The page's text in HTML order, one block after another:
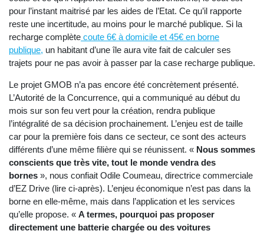
pour l’instant maitrisé par les aides de l’Etat. Ce qu’il rapporte
reste une incertitude, au moins pour le marché publique. Si la
recharge complète coute 6€ à domicile et 45€ en borne
publique, un habitant d’une île aura vite fait de calculer ses
trajets pour ne pas avoir à passer par la case recharge publique.
Le projet GMOB n’a pas encore été concrètement présenté.
L’Autorité de la Concurrence, qui a communiqué au début du
mois sur son feu vert pour la création, rendra publique
l’intégralité de sa décision prochainement. L’enjeu est de taille
car pour la première fois dans ce secteur, ce sont des acteurs
différents d’une même filière qui se réunissent. « Nous sommes
conscients que très vite, tout le monde vendra des
bornes », nous confiait Odile Coumeau, directrice commerciale
d’EZ Drive (lire ci-après). L’enjeu économique n’est pas dans la
borne en elle-même, mais dans l’application et les services
qu’elle propose. « A termes, pourquoi pas proposer
directement une batterie chargée ou des voitures